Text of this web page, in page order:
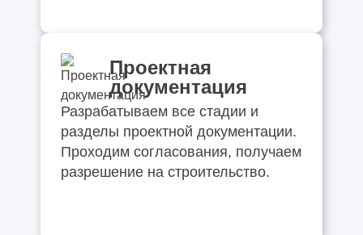
Проектная
документация
Разрабатываем все стадии и
разделы проектной документации.
Проходим согласования, получаем
разрешение на строительство.